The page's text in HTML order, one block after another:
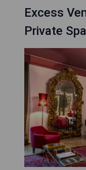
Excess
Private